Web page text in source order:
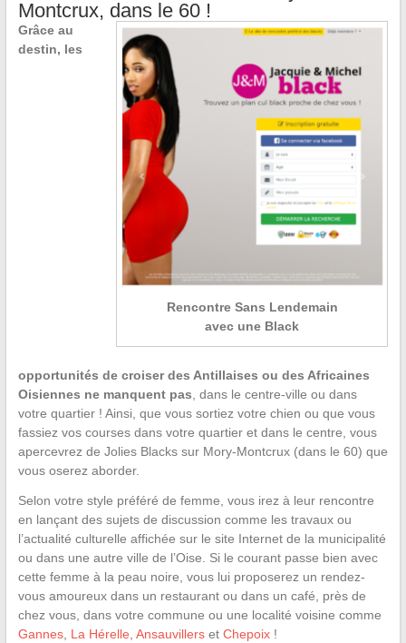
Montcrux, dans le 60 !
Rencontre Sans Lendemain
avec une Black
Grâce au
destin, les
opportunités de croiser des Antillaises ou des Africaines
Oisiennes ne manquent pas , dans le centre-ville ou dans
votre quartier ! Ainsi, que vous sortiez votre chien ou que vous
fassiez vos courses dans votre quartier et dans le centre, vous
apercevrez de Jolies Blacks sur Mory-Montcrux (dans le 60) que
vous oserez aborder.
Selon votre style préféré de femme, vous irez à leur rencontre
en lançant des sujets de discussion comme les travaux ou
l’actualité culturelle affichée sur le site Internet de la municipalité
ou dans une autre ville de l’Oise. Si le courant passe bien avec
cette femme à la peau noire, vous lui proposerez un rendez-
vous amoureux dans un restaurant ou dans un café, près de
chez vous, dans votre commune ou une localité voisine comme
Gannes, La Hérelle Ansauvillerset Chepoix!